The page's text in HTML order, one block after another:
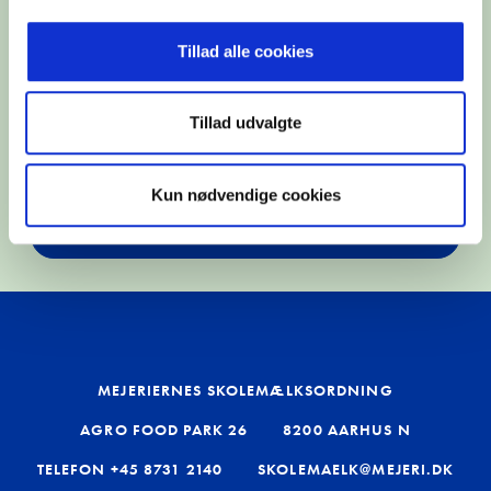
Tillad alle cookies
Tillad udvalgte
Kun nødvendige cookies
Årets
Seminar:
Tilmelding
som holder på varme og fugtighed. Du ville
simpelthen ikke kunne klare dig uden din hud.
(Kilde: SUNDHED.DK)
DOWNLOAD FAKTAARK OM KROPPENS DELE
MEJERIERNES SKOLEMÆLKSORDNING
AGRO FOOD PARK 26
8200 AARHUS N
TELEFON +45 8731 2140 SKOLEMAELK@MEJERI.DK